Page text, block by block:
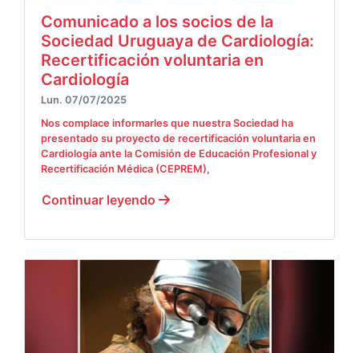
Comunicado a los socios de la
Sociedad Uruguaya de Cardiología:
Recertificación voluntaria en
Cardiología
Lun. 07/07/2025
Nos complace informarles que nuestra Sociedad ha
presentado su proyecto de recertificación voluntaria en
Cardiología ante la Comisión de Educación Profesional y
Recertificación Médica (CEPREM),
Continuar leyendo